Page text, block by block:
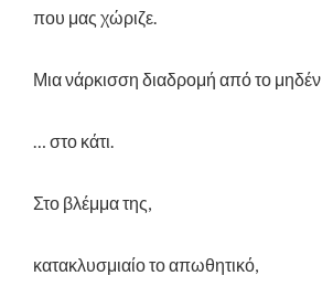
που μας χώριζε.
Μια νάρκισση διαδρομή από το μηδέν
… στο κάτι.
Στο βλέμμα της,
κατακλυσμιαίο το απωθητικό,